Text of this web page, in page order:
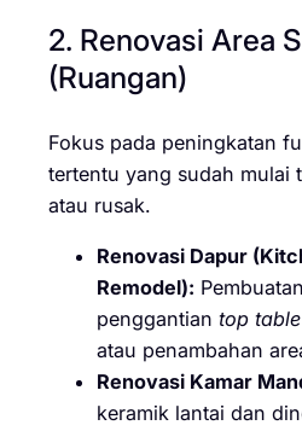
2. Renovasi Area
(Ruangan)
Fokus pada peningkatan
tertentu yang sudah mulai
atau rusak.
Renovasi Dapur
Remodel): Pembuatan
penggantian top table
atau penambahan
Renovasi Kamar
keramik lantai dan